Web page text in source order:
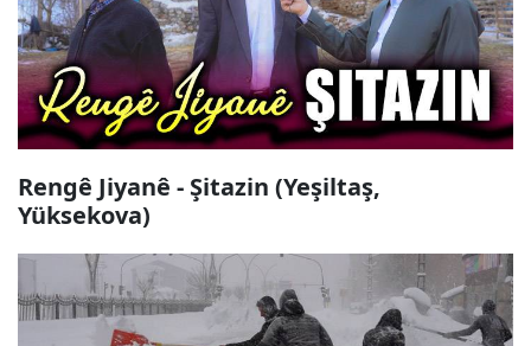
Rengê Jiyanê - Şitazin (Yeşiltaş,
Yüksekova)